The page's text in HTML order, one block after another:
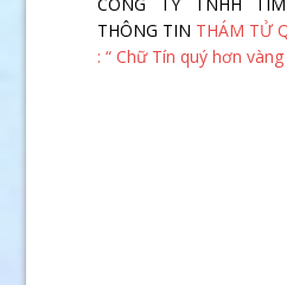
THÔNG TIN THÁM TỬ
: “ Chữ Tín quý hơn vàng